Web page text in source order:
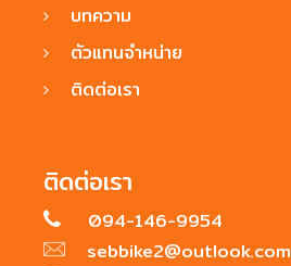
บทความ
ตัวแทนจำหน่าย
ติดต่อเรา
ติดต่อเรา
094-146-9954
sebbike2@outlook.com